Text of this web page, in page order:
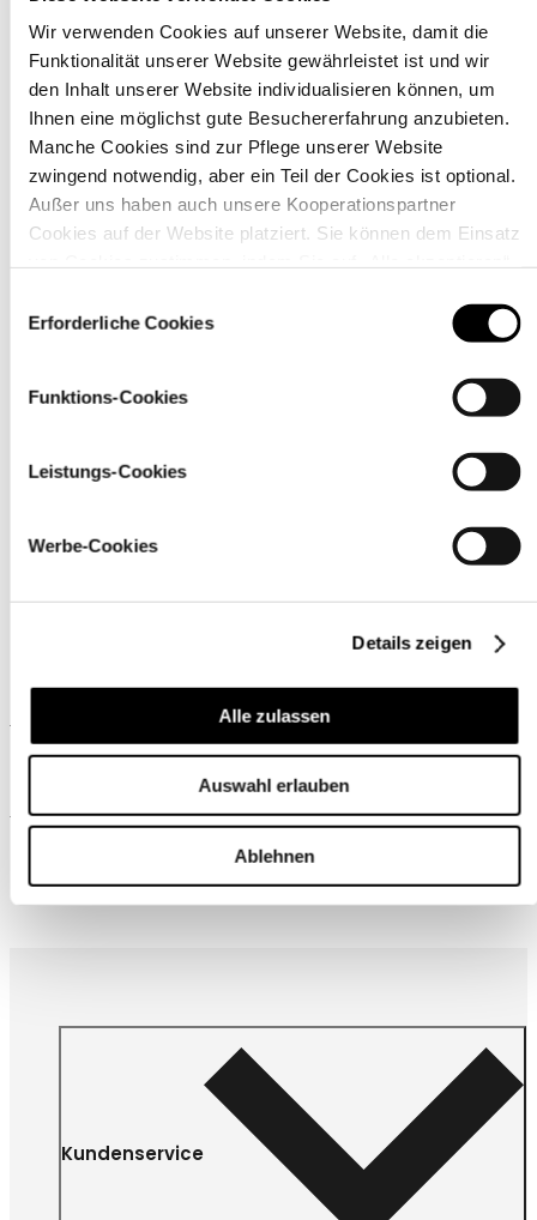
Wir verwenden Cookies auf unserer Website, damit die
Funktionalität unserer Website gewährleistet ist und wir
den Inhalt unserer Website individualisieren können, um
Ihnen eine möglichst gute Besuchererfahrung anzubieten.
Manche Cookies sind zur Pflege unserer Website
zwingend notwendig, aber ein Teil der Cookies ist optional.
Außer uns haben auch unsere Kooperationspartner
Cookies auf der Website platziert. Sie können dem Einsatz
über den Link „Cookie-Einstellungen
Erforderliche Cookies
Funktions-Cookies
Leistungs-Cookies
Werbe-Cookies
Details zeigen
Alle zulassen
Auswahl erlauben
Ablehnen
Material
Pflegehinweise
Ähnliche Produkte
Wird oft zusammen gekauft
Kundenservice